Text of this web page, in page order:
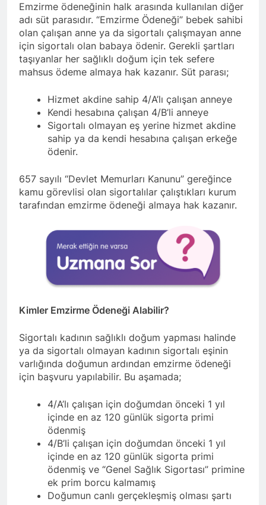
Emzirme ödeneğinin halk arasında kullanılan diğer
adı süt parasıdır. “Emzirme Ödeneği” bebek sahibi
olan çalışan anne ya da sigortalı çalışmayan anne
için sigortalı olan babaya ödenir. Gerekli şartları
taşıyanlar her sağlıklı doğum için tek sefere
mahsus ödeme almaya hak kazanır. Süt parası;
Hizmet akdine sahip 4/A’lı çalışan anneye
Kendi hesabına çalışan 4/B’li anneye
Sigortalı olmayan eş yerine hizmet akdine
sahip ya da kendi hesabına çalışan erkeğe
ödenir.
657 sayılı “Devlet Memurları Kanunu” gereğince
kamu görevlisi olan sigortalılar çalıştıkları kurum
tarafından emzirme ödeneği almaya hak kazanır.
Kimler Emzirme Ödeneği Alabilir?
Sigortalı kadının sağlıklı doğum yapması halinde
ya da sigortalı olmayan kadının sigortalı eşinin
varlığında doğumun ardından emzirme ödeneği
için başvuru yapılabilir. Bu aşamada;
4/A’lı çalışan için doğumdan önceki 1 yıl
içinde en az 120 günlük sigorta primi
ödenmiş
4/B’li çalışan için doğumdan önceki 1 yıl
içinde en az 120 günlük sigorta primi
ödenmiş ve “Genel Sağlık Sigortası” primine
ek prim borcu kalmamış
Doğumun canlı gerçekleşmiş olması şartı